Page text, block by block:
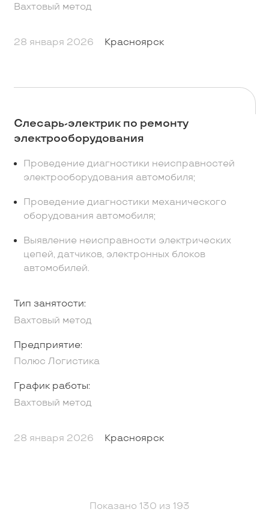
Вахтовый метод
28 января 2026 Красноярск
Слесарь-электрик по ремонту
электрооборудования
Проведение диагностики неисправностей
электрооборудования автомобиля;
Проведение диагностики механического
оборудования автомобиля;
Выявление неисправности электрических
цепей, датчиков, электронных блоков
автомобилей.
Тип занятости:
Вахтовый метод
Предприятие:
Полюс Логистика
График работы:
Вахтовый метод
28 января 2026 Красноярск
Показано 130 из 193